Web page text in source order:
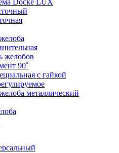
Döcke LUX
желобов
90˚
с гайкой
металлический